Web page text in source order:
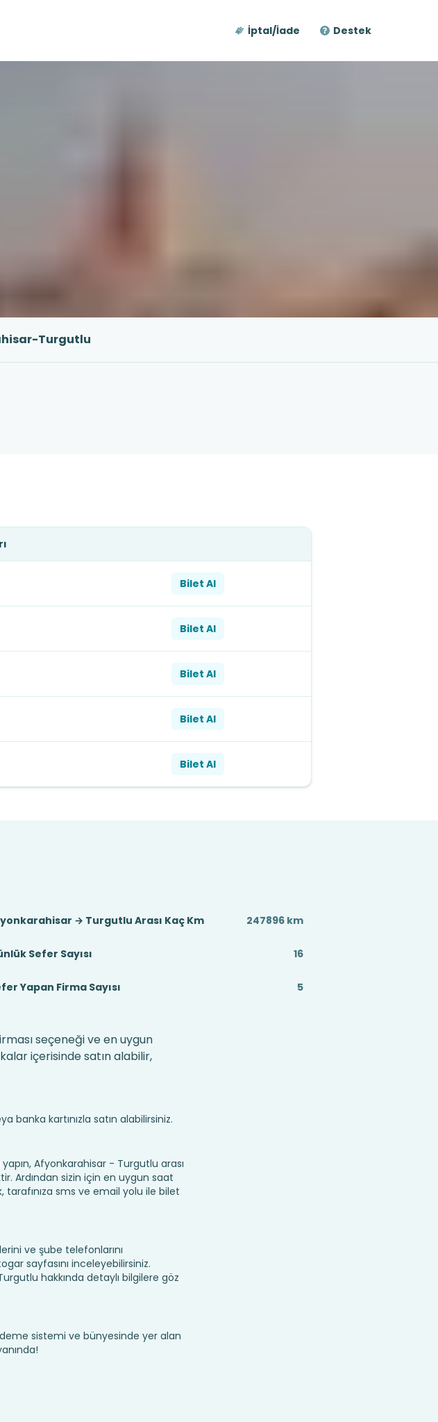
İptal/İade Destek
Turgutlu
Bilet Al
Bilet Al
Bilet Al
Bilet Al
Bilet Al
→ Turgutlu Arası Kaç Km 247896 km
Sefer Sayısı 16
Yapan Firma Sayısı 5
seçeneği ve en uygun
içerisinde satın alabilir,
banka kartınızla satın alabilirsiniz.
Afyonkarahisar - Turgutlu arası
Ardından sizin için en uygun saat
tarafınıza sms ve email yolu ile bilet
ve şube telefonlarını
sayfasını inceleyebilirsiniz.
hakkında detaylı bilgilere göz
sistemi ve bünyesinde yer alan